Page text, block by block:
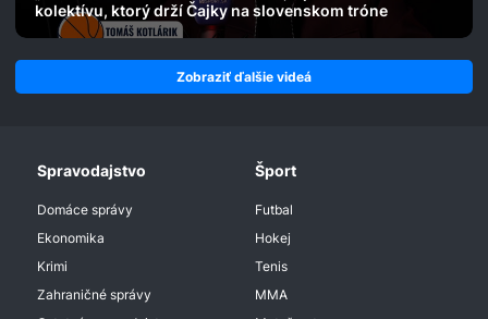
kolektívu, ktorý drží Čajky na slovenskom tróne
Zobraziť ďalšie videá
Spravodajstvo
Domáce správy
Ekonomika
Krimi
Zahraničné správy
Šport
Futbal
Hokej
Tenis
MMA